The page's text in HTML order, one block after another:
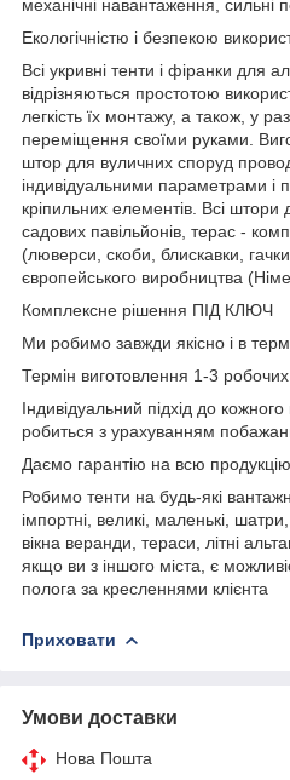
механічні навантаження, сильні
Екологічністю і безпекою
Всі укривні тенти і фіранки для
відрізняються простотою
легкість їх монтажу, а також, у
переміщення своїми руками.
штор для вуличних споруд
індивідуальними параметрами і
кріпильних елементів. Всі штори
садових павільйонів, терас -
(люверси, скоби, блискавки,
європейського виробництва
Комплексне рішення ПІД КЛЮЧ
Ми робимо завжди якісно і в
Термін виготовлення 1-3 робочих
Індивідуальний підхід до кожного
робиться з урахуванням
Даємо гарантію на всю
Робимо тенти на будь-які
імпортні, великі, маленькі,
вікна веранди, тераси, літні
якщо ви з іншого міста, є
полога за кресленнями клієнта
Приховати
Умови доставки
Нова Пошта